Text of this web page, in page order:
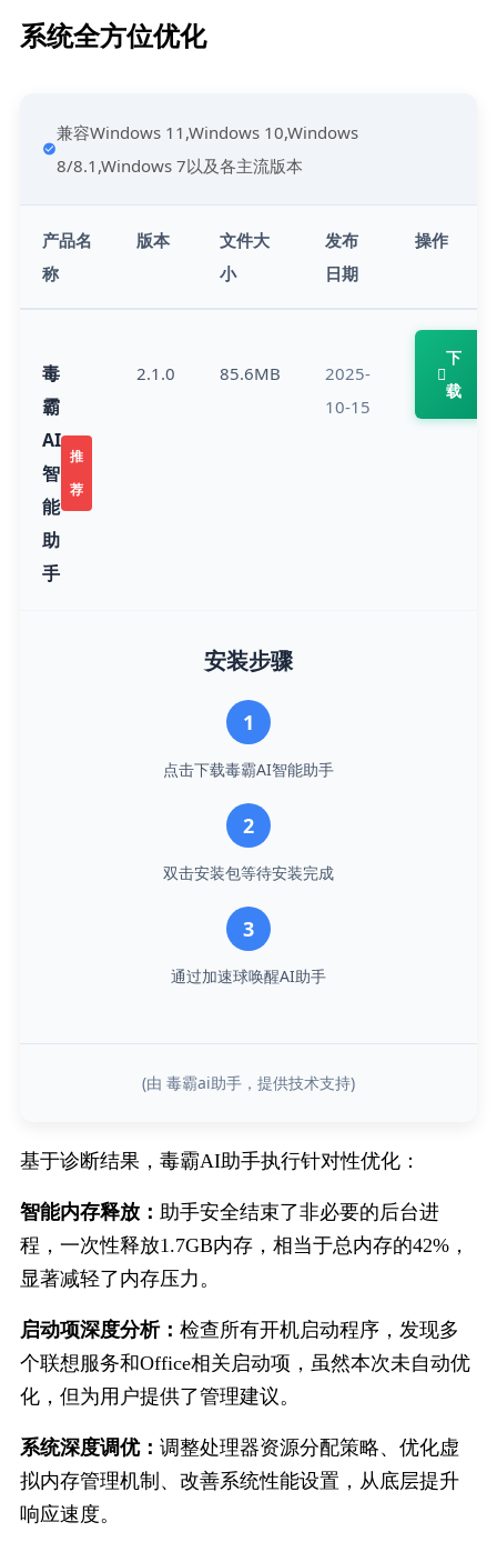
系统全方位​优化
兼容Windows 11,Windows 10,Windows
8/8.1,Windows 7以及各主流版本
产品名
称
版本
文件大
小
发布
日期
操作
毒
霸
AI
智
能
助
手
推
荐
2.1.0 85.6MB
2025-
10-15
下
载
安装步骤
1
点击下载毒霸AI智能助手
2
双击安装包等待安装完成
3
通过加速球唤醒AI助手
(由 毒霸ai助手，提供技术支持)
基于诊断结果，毒霸AI助手执行针对性优化：
智能内存释放： 助手安全结束了非必要的后台进
程，一次性释放1.7GB内存，相当于总内存的42%，
显著减轻了内存压力。
启动项深度分析： 检查所有开机启动程序，发现多
个联想服务和Office相关启动项，虽然本次未自动优
化，但为用户提供了管理建议。
系统深度调优： 调整处理器资源分配策略、优化虚
拟内存管理机制、改善系统性能设置，从底层提升
响应速度。